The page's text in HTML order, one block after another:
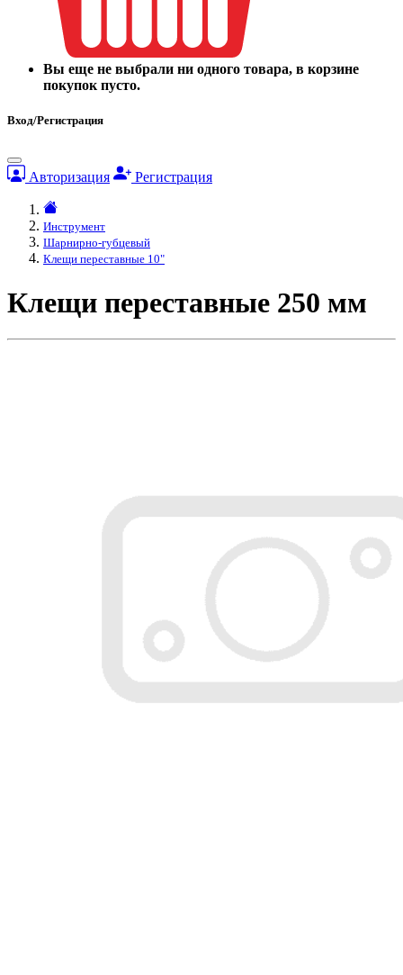
Вы еще не выбрали ни одного товара, в корзине
покупок пусто.
Вход/Регистрация
Авторизация Регистрация
Инструмент
Шарнирно-губцевый
Клещи переставные 10"
Клещи переставные 250 мм